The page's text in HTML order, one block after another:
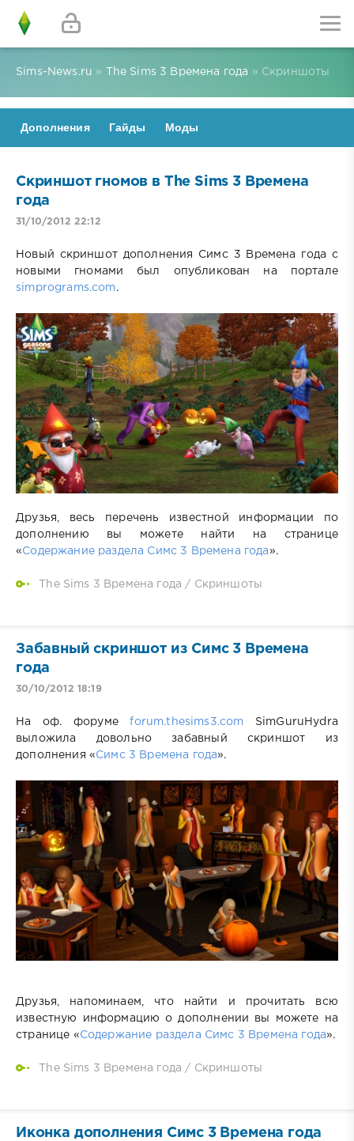
Sims-News.ru » The Sims 3 Времена года » Скриншоты
Дополнения Гайды Моды
Скриншот гномов в The Sims 3 Времена
года
31/10/2012 22:12
Новый скриншот дополнения Симс 3 Времена года с
новыми гномами был опубликован на портале
simprograms.com.
Друзья, весь перечень известной информации по
дополнению вы можете найти на странице
«Содержание раздела Симс 3 Времена года ».
The Sims 3 Времена года / Скриншоты
Забавный скриншот из Симс 3 Времена
года
30/10/2012 18:19
На оф. форумеforum.thesims3.com SimGuruHydra
выложила довольно забавный скриншот из
дополнения «Симс 3 Времена года».
Друзья, напоминаем, что найти и прочитать всю
известную информацию о дополнении вы можете на
странице «Содержание раздела Симс 3 Времена года».
The Sims 3 Времена года / Скриншоты
Иконка дополнения Симс 3 Времена года